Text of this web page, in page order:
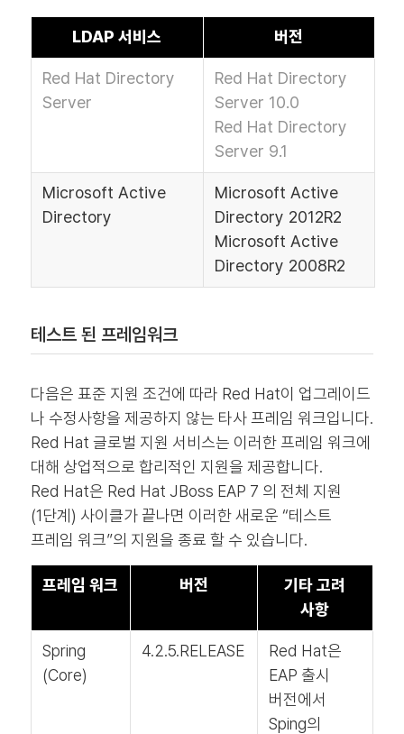
LDAP 서비스 버전
Red Hat Directory
Server
Red Hat Directory
Server 10.0
Red Hat Directory
Server 9.1
Microsoft Active
Directory
Microsoft Active
Directory 2012R2
Microsoft Active
Directory 2008R2
테스트 된 프레임워크
다음은 표준 지원 조건에 따라 Red Hat이 업그레이드
나 수정사항을 제공하지 않는 타사 프레임 워크입니다.
Red Hat 글로벌 지원 서비스는 이러한 프레임 워크에
대해 상업적으로 합리적인 지원을 제공합니다.
Red Hat은 Red Hat JBoss EAP 7 의 전체 지원
(1단계) 사이클가 끝나면 이러한 새로운 “테스트
프레임 워크”의 지원을 종료 할 수 있습니다.
프레임 워크 버전
기타 고려
사항
Spring
(Core)
4.2.5.RELEASE
Red Hat은
EAP 출시
버전에서
Sping의